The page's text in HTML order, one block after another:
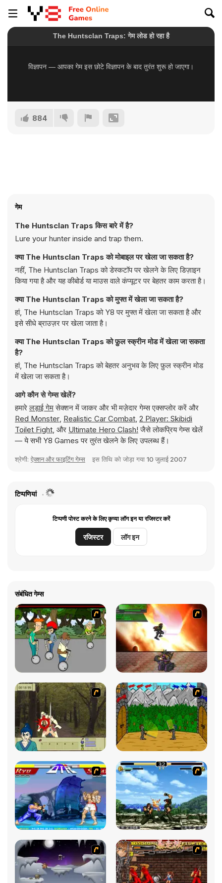
884
गेम
The Huntsclan Traps किस बारे में है?
Lure your hunter inside and trap them.
क्या The Huntsclan Traps को मोबाइल पर खेला जा सकता है?
नहीं, The Huntsclan Traps को डेस्कटॉप पर खेलने के लिए डिज़ाइन
किया गया है और यह कीबोर्ड या माउस वाले कंप्यूटर पर बेहतर काम करता है।
क्या The Huntsclan Traps को मुफ्त में खेला जा सकता है?
हां, The Huntsclan Traps को Y8 पर मुफ्त में खेला जा सकता है और
इसे सीधे ब्राउज़र पर खेला जाता है।
क्या The Huntsclan Traps को फ़ुल स्क्रीन मोड में खेला जा सकता
है?
हां, The Huntsclan Traps को बेहतर अनुभव के लिए फ़ुल स्क्रीन मोड
में खेला जा सकता है।
आगे कौन से गेम्स खेलें?
हमारेलड़ाई गेमसेक्शन में जाकर और भी मज़ेदार गेम्स एक्सप्लोर करें और
Red Monster, Realistic Car Combat, 2 Player: Skibidi
Toilet Fight, और Ultimate Hero Clash! जैसे लोकप्रिय गेम्स खेलें
— ये सभी Y8 Games पर तुरंत खेलने के लिए उपलब्ध हैं।
श्रेणी: ऐक्शन और फाइटिंग गेम्स इस तिथि को जोड़ा गया 10 जुलाई 2007
टिप्पणियां
टिप्पणी पोस्ट करने के लिए कृप्या लॉग इन या रजिस्टर करें
रजिस्टर लॉग इन
संबंधित गेम्स